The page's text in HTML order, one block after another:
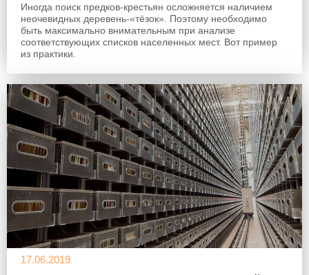
Иногда поиск предков-крестьян осложняется наличием
неочевидных деревень-«тёзок». Поэтому необходимо
быть максимально внимательным при анализе
соответствующих списков населенных мест. Вот пример
из практики.
17.06.2019